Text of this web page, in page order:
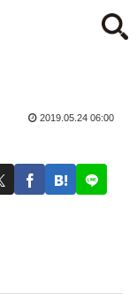
2019.05.24 06:00